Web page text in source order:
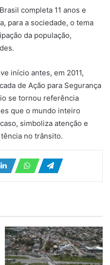
completa 11 anos e
para a sociedade, o tema
da população,
início antes, em 2011,
de Ação para Segurança
se tornou referência
que o mundo inteiro
simboliza atenção e
no trânsito.